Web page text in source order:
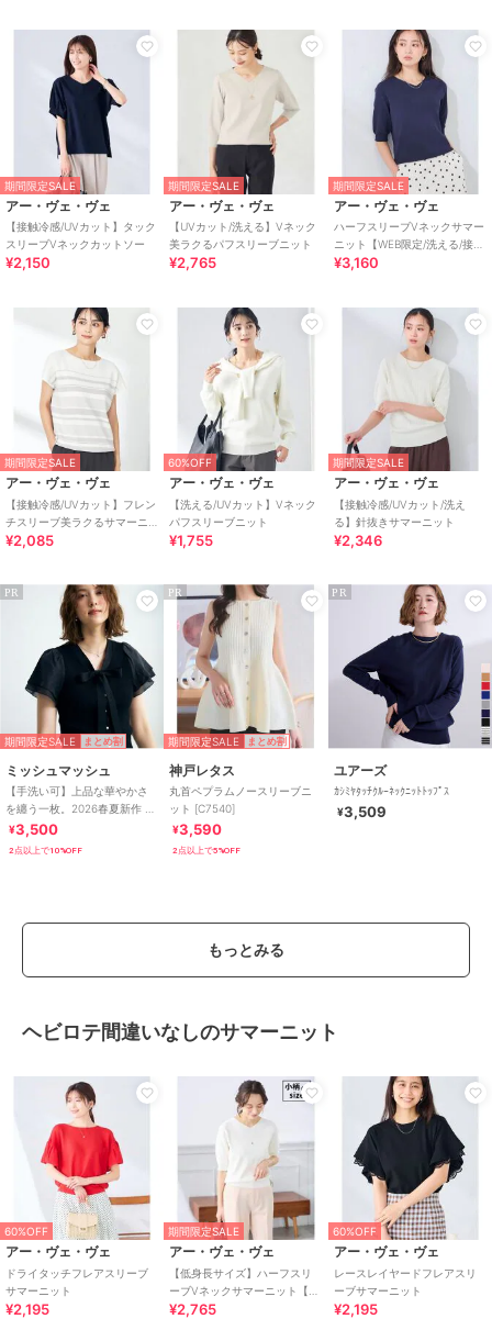
期間限定SALE
アー・ヴェ・ヴェ
【接触冷感/UVカット】タック
スリーブVネックカットソー
¥2,150
期間限定SALE
アー・ヴェ・ヴェ
【UVカット/洗える】Vネック
美ラクるパフスリーブニット
¥2,765
期間限定SALE
アー・ヴェ・ヴェ
ハーフスリーブVネックサマー
ニット【WEB限定/洗える/接触
冷感/UVカット】
¥3,160
期間限定SALE
アー・ヴェ・ヴェ
【接触冷感/UVカット】フレン
チスリーブ美ラクるサマーニ
ット
¥2,085
60%OFF
アー・ヴェ・ヴェ
【洗える/UVカット】Vネック
パフスリーブニット
¥1,755
期間限定SALE
アー・ヴェ・ヴェ
【接触冷感/UVカット/洗え
る】針抜きサマーニット
¥2,346
PR
期間限定SALE まとめ割
ミッシュマッシュ
【手洗い可】上品な華やかさ
を纏う一枚。2026春夏新作 ボ
ウタイラメダブルシアー袖ニ
ット
¥3,500
2点以上で10%OFF
PR
期間限定SALE まとめ割
神戸レタス
丸首ペプラムノースリーブニ
ット [C7540]
¥3,590
2点以上で5%OFF
PR
ユアーズ
ｶｼﾐﾔﾀｯﾁｸﾙｰﾈｯｸﾆｯﾄﾄｯﾌﾟｽ
¥3,509
もっとみる
ヘビロテ間違いなしのサマーニット
60%OFF
アー・ヴェ・ヴェ
ドライタッチフレアスリーブ
サマーニット
¥2,195
期間限定SALE
アー・ヴェ・ヴェ
【低身長サイズ】ハーフスリ
ーブVネックサマーニット【洗
える/接触冷感/UVカット】
¥2,765
60%OFF
アー・ヴェ・ヴェ
レースレイヤードフレアスリ
ーブサマーニット
¥2,195